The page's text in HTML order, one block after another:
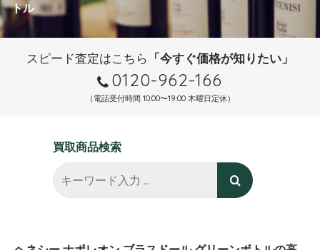
トル
スピード査定はこちら 「今すぐ価格が知りたい」
0120-962-166
（電話受付時間 10:00〜19:00 木曜日定休）
買取商品検索